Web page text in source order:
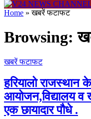
Home »खबरें फटाफट
Browsing:
खबरें फटाफट
हरियालो
आयोजन,विद्यालय व
एक छायादार पौधे .